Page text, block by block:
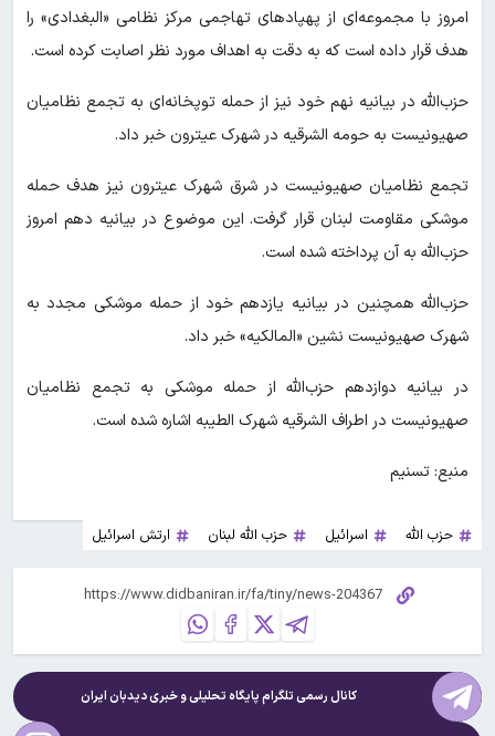
امروز با مجموعه‌ای از پهپادهای تهاجمی مرکز نظامی «البغدادی» را
هدف قرار داده است که به دقت به اهداف مورد نظر اصابت کرده است.
حزب‌الله در بیانیه نهم خود نیز از حمله توپخانه‌ای به تجمع نظامیان
صهیونیست به حومه الشرقیه در شهرک عیترون خبر داد.
تجمع نظامیان صهیونیست در شرق شهرک عیترون نیز هدف حمله
موشکی مقاومت لبنان قرار گرفت. این موضوع در بیانیه دهم امروز
حزب‌الله به آن پرداخته شده است.
حزب‌الله همچنین در بیانیه یازدهم خود از حمله موشکی مجدد به
شهرک صهیونیست نشین «المالکیه» خبر داد.
در بیانیه دوازدهم حزب‌الله از حمله موشکی به تجمع نظامیان
صهیونیست در اطراف الشرقیه شهرک الطیبه اشاره شده است.
منبع: تسنیم
حزب الله اسرائیل حزب الله لبنان ارتش اسرائیل
کانال رسمی تلگرام پایگاه تحلیلی و خبریدیدبان ایران